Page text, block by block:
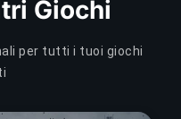
Giochi
per tutti i tuoi giochi